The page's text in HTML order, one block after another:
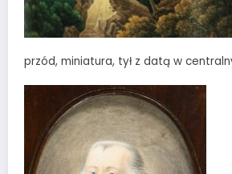
przód, miniatura, tył z datą w